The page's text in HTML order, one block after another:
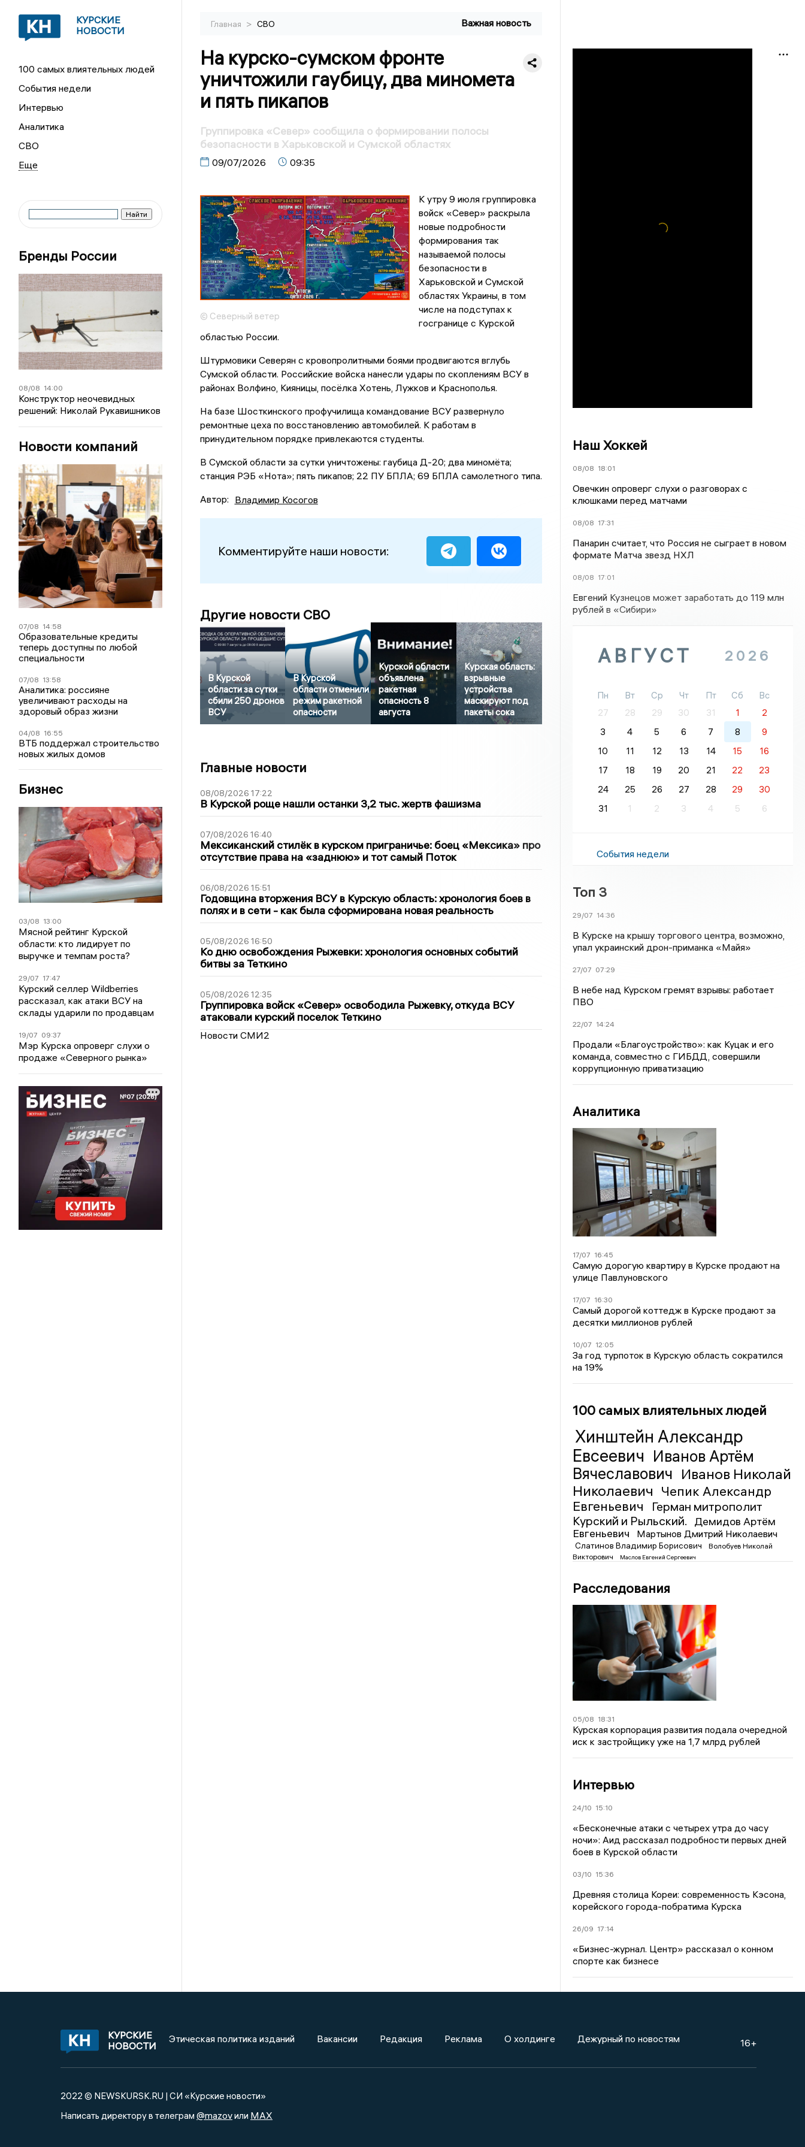
КУРСКИЕ
НОВОСТИ
100 самых влиятельных людей
События недели
Интервью
Аналитика
СВО
Бренды России
08/08 14:00
Конструктор неочевидных
решений: Николай Рукавишников
Новости компаний
07/08 14:58
Образовательные кредиты
теперь доступны по любой
специальности
07/08 13:58
Аналитика: россияне
увеличивают расходы на
здоровый образ жизни
04/08 16:55
ВТБ поддержал строительство
новых жилых домов
Бизнес
03/08 13:00
Мясной рейтинг Курской
области: кто лидирует по
выручке и темпам роста?
29/07 17:47
Курский селлер Wildberries
рассказал, как атаки ВСУ на
склады ударили по продавцам
19/07 09:37
Мэр Курска опроверг слухи о
продаже «Северного рынка»
Главная > СВО Важная новость
На курско-сумском фронте
уничтожили гаубицу, два миномета
и пять пикапов
Группировка «Север» сообщила о формировании полосы
безопасности в Харьковской и Сумской областях
09/07/2026 09:35
© Северный ветер
К утру 9 июля группировка
войск «Север» раскрыла
новые подробности
формирования так
называемой полосы
безопасности в
Харьковской и Сумской
областях Украины, в том
числе на подступах к
госгранице с Курской
областью России.
Штурмовики Северян с кровопролитными боями продвигаются вглубь
Сумской области. Российские войска нанесли удары по скоплениям ВСУ в
районах Волфино, Кияницы, посёлка Хотень, Лужков и Краснополья.
На базе Шосткинского профучилища командование ВСУ развернуло
ремонтные цеха по восстановлению автомобилей. К работам в
принудительном порядке привлекаются студенты.
В Сумской области за сутки уничтожены: гаубица Д-20; два миномёта;
станция РЭБ «Нота»; пять пикапов; 22 ПУ БПЛА; 69 БПЛА самолетного типа.
Автор: Владимир Косогов
Комментируйте наши новости:
Другие новости СВО
В Курской
области за сутки
сбили 250 дронов
ВСУ
В Курской
области отменили
режим ракетной
опасности
Курской области
объявлена
ракетная
опасность 8
августа
Курская область:
взрывные
устройства
маскируют под
пакеты сока
Главные новости
08/08/2026 17:22
В Курской роще нашли останки 3,2 тыс. жертв фашизма
07/08/2026 16:40
Мексиканский стилёк в курском приграничье: боец «Мексика» про
отсутствие права на «заднюю» и тот самый Поток
06/08/2026 15:51
Годовщина вторжения ВСУ в Курскую область: хронология боев в
полях и в сети - как была сформирована новая реальность
05/08/2026 16:50
Ко дню освобождения Рыжевки: хронология основных событий
битвы за Теткино
05/08/2026 12:35
Группировка войск «Север» освободила Рыжевку, откуда ВСУ
атаковали курский поселок Теткино
Новости СМИ2
Наш Хоккей
08/08 18:01
Овечкин опроверг слухи о разговорах с
клюшками перед матчами
08/08 17:31
Панарин считает, что Россия не сыграет в новом
формате Матча звезд НХЛ
08/08 17:01
Евгений Кузнецов может заработать до 119 млн
рублей в «Сибири»
АВГУСТ 2026
Пн Вт Ср Чт Пт Сб
Вс
27
28 29 30 31 1
2
3
4 5 6 7 8
9
10
11 12 13 14 15
16
17
18 19 20 21 22
23
24
25 26 27 28 29
30
31
1 2 3 4 5 6
События недели
Топ 3
29/07 14:36
В Курске на крышу торгового центра, возможно,
упал украинский дрон-приманка «Майя»
27/07 07:29
В небе над Курском гремят взрывы: работает
ПВО
22/07 14:24
Продали «Благоустройство»: как Куцак и его
команда, совместно с ГИБДД, совершили
коррупционную приватизацию
Аналитика
17/07 16:45
Самую дорогую квартиру в Курске продают на
улице Павлуновского
17/07 16:30
Самый дорогой коттедж в Курске продают за
десятки миллионов рублей
10/07 12:05
За год турпоток в Курскую область сократился
на 19%
100 самых влиятельных людей
Хинштейн Александр
Евсеевич Иванов Артём
Вячеславович Иванов Николай
Николаевич Чепик Александр
Евгеньевич
Герман митрополит
Курский и Рыльский.
Демидов Артём
Евгеньевич
Мартынов Дмитрий Николаевич
Слатинов Владимир Борисович
Волобуев Николай
Викторович
Маслов Евгений Сергеевич
Расследования
05/08 18:31
Курская корпорация развития подала очередной
иск к застройщику уже на 1,7 млрд рублей
Интервью
24/10 15:10
«Бесконечные атаки с четырех утра до часу
ночи»: Аид рассказал подробности первых дней
боев в Курской области
03/10 15:36
Древняя столица Кореи: современность Кэсона,
корейского города-побратима Курска
26/09 17:14
«Бизнес-журнал. Центр» рассказал о конном
спорте как бизнесе
КУРСКИЕ
НОВОСТИ
Этическая политика изданий Вакансии Редакция Реклама О холдинге Дежурный по новостям 16+
2022 © NEWSKURSK.RU | СИ «Курские новости»
Написать директору в телеграм @mazovили MAX